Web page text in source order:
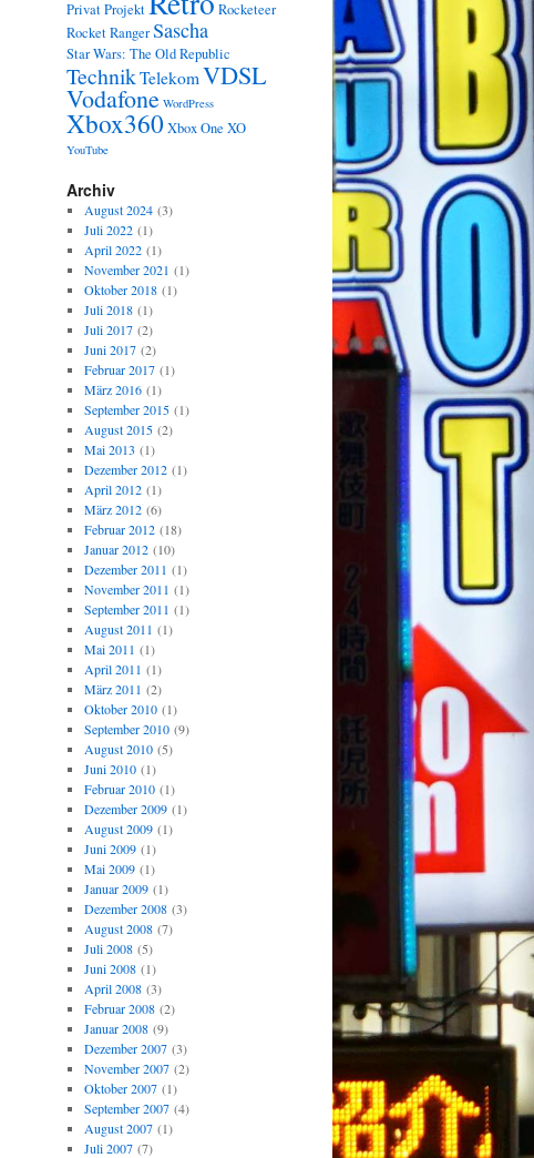
PrivatProjekt
Rocketeer
Rocket RangerSascha
Star Wars: The Old Republic
TechnikTelekomVDSL
Vodafone WordPress
Xbox360 Xbox One XO
YouTube
Archiv
August 2024(3)
Juli 2022(1)
April 2022(1)
November 2021 (1)
Oktober 2018(1)
Juli 2018(1)
Juli 2017(2)
Juni 2017(2)
Februar 2017(1)
März 2016(1)
September 2015(1)
August 2015(2)
Mai 2013 (1)
Dezember 2012(1)
April 2012(1)
März 2012(6)
Februar 2012(18)
Januar 2012(10)
Dezember 2011 (1)
November 2011 (1)
September 2011 (1)
August 2011 (1)
Mai 2011 (1)
April 2011 (1)
März 2011 (2)
Oktober 2010(1)
September 2010(9)
August 2010(5)
Juni 2010(1)
Februar 2010(1)
Dezember 2009(1)
August 2009(1)
Juni 2009(1)
Mai 2009(1)
Januar 2009(1)
Dezember 2008(3)
August 2008(7)
Juli 2008(5)
Juni 2008(1)
April 2008(3)
Februar 2008(2)
Januar 2008(9)
Dezember 2007(3)
November 2007(2)
Oktober 2007(1)
September 2007(4)
August 2007(1)
Juli 2007(7)